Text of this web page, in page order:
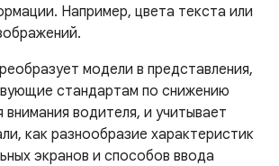
Например, цвета текста или
модели в представления,
стандартам по снижению
внимания водителя, и учитывает
как разнообразие характеристик
экранов и способов ввода